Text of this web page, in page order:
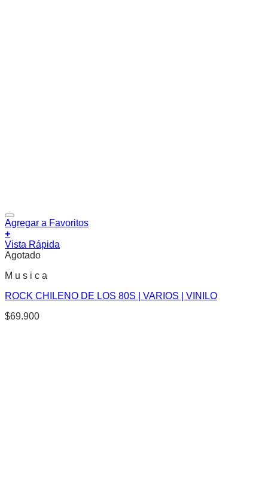
Agregar a Favoritos
+
Vista Rápida
Agotado
M u s i c a
ROCK CHILENO DE LOS 80S | VARIOS | VINILO
$69.900